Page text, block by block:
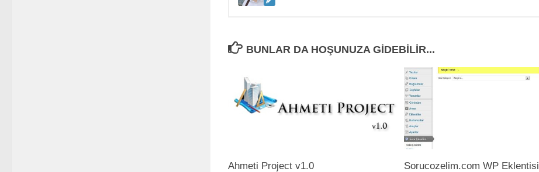
BUNLAR DA HOŞUNUZA GIDEBILIR...
Ahmeti Project v1.0 Sorucozelim.com WP Eklentisi